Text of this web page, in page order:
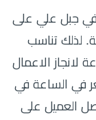
في جبل علي على
لذلك تناسب
لانجاز الاعمال
في الساعة في
العميل على